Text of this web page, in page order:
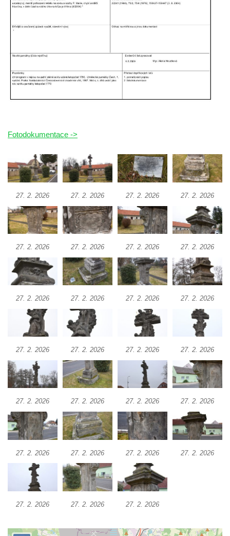
Kříž na Křížové cestě na Křížovém vrchu ve
Kříž u koryta náhonu na Chřibské Kamenici
Kříž poblíž Ovčího mostu u Tisové
Kříž u kaple svatých Cyrila a Metoděje v
Kříž naproti domu čp. 34 v Kunraticích u
Šluknova
Školní kříž u polní cesty nad Lipovou ulicí v
Rychnově u Jablonce nad Nisou
Boží muka Anděl strážce v Kostelní ulici v
Rychnově u Jablonce nad Nisou
Centrální kříž bývalého hřbitova u kostela
nad Nisou
Misijní kříž na kostele svatého Václava v
Rychnově u Jablonce nad Nisou
Kříž u domu čp. 23 v Pulečném
Kříž u rozcestí u domu čp. 53 v Maršovicích
Centrální kříž hřbitova v Krásné u Pěnčína
Kříž na náměstí Aloise Jiráska v Teplicích
nad Metují
Kříž před kostelem Panny Marie Pomocné v
Teplicích nad Metují
Kříž na hřbitově v Teplicích nad Metují
Kříž u kostela Nanebevzetí Panny Marie v
Fotodokumentace ->
27. 2. 2026 27. 2. 2026 27. 2. 2026 27. 2. 2026
27. 2. 2026 27. 2. 2026 27. 2. 2026 27. 2. 2026
27. 2. 2026 27. 2. 2026 27. 2. 2026 27. 2. 2026
27. 2. 2026 27. 2. 2026 27. 2. 2026 27. 2. 2026
27. 2. 2026 27. 2. 2026 27. 2. 2026 27. 2. 2026
27. 2. 2026 27. 2. 2026 27. 2. 2026 27. 2. 2026
27. 2. 2026 27. 2. 2026 27. 2. 2026